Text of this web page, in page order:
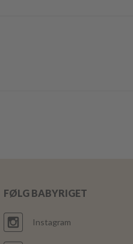
FØLG BABYRIGET
Instagram